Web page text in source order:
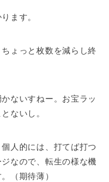
ます。
ょっと枚数を減らし終
ないすねー。お宝ラッ
ないし。
人的には、打てば打つ
なので、転生の様な機
（期待薄）